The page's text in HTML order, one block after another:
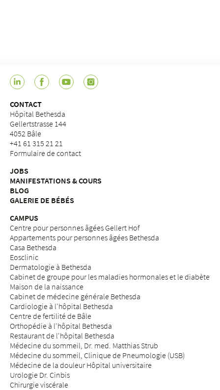
CONTACT
Hôpital Bethesda
Gellertstrasse 144
4052 Bâle
+41 61 315 21 21
Formulaire de contact
JOBS
MANIFESTATIONS & COURS
BLOG
GALERIE DE BÉBÉS
CAMPUS
Centre pour personnes âgées Gellert Hof
Appartements pour personnes âgées Bethesda
Casa Bethesda
Eosclinic
Dermatologie à Bethesda
Cabinet de groupe pour les maladies hormonales et le diabète
Maison de la naissance
Cabinet de médecine générale Bethesda
Cardiologie à l'hôpital Bethesda
Centre de fertilité de Bâle
Orthopédie à l'hôpital Bethesda
Restaurant de l'hôpital Bethesda
Médecine du sommeil, Dr. med. Matthias Strub
Médecine du sommeil, Clinique de Pneumologie (USB)
Médecine de la douleur Hôpital universitaire
Urologie Dr. Cinbis
Chirurgie viscérale